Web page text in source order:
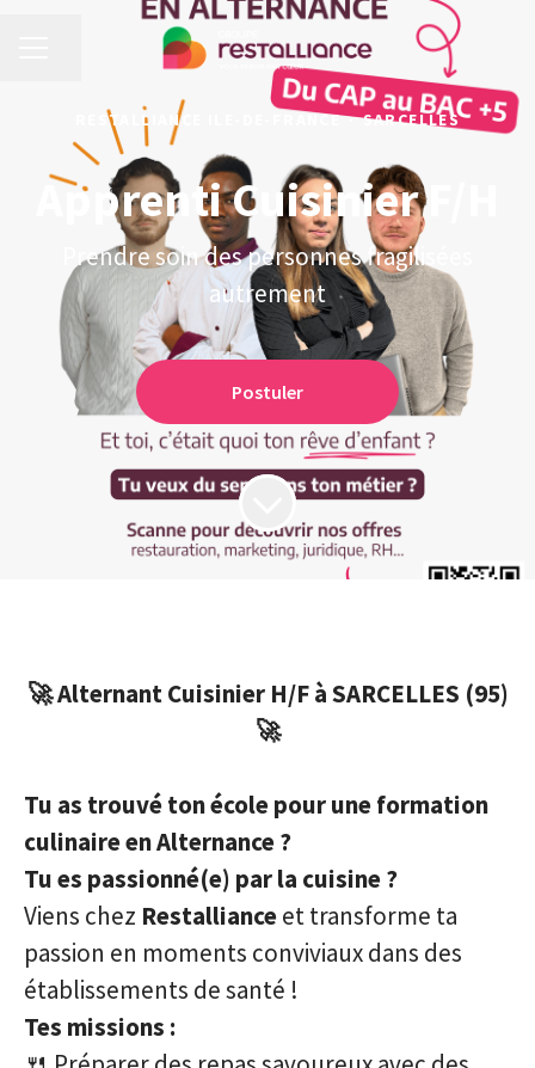
Partager la page
RESTALLIANCE ILE-DE-FRANCE · SARCELLES
Apprenti Cuisinier F/H
Prendre soin des personnes fragilisées
autrement
Postuler
🚀 Alternant Cuisinier H/F à SARCELLES (95)
🚀
Tu as trouvé ton école pour une formation
culinaire en Alternance ?
Tu es passionné(e) par la cuisine ?
Viens chez Restallianceet transforme ta
passion en moments conviviaux dans des
établissements de santé !
Tes missions :